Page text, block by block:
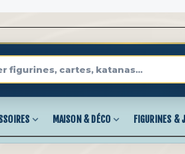
MAISON & DÉCO FIGURINES &